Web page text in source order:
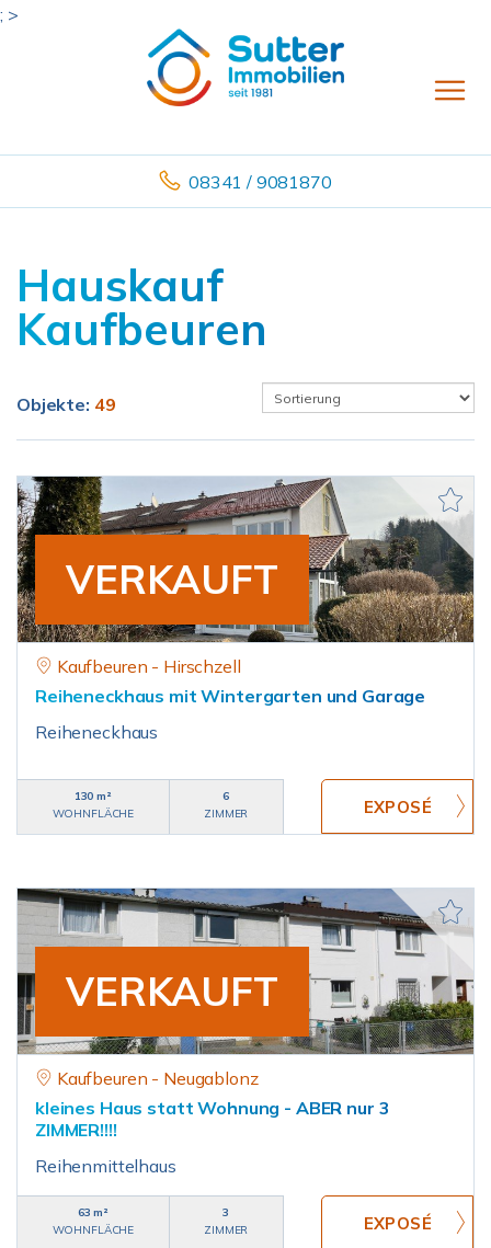
; >
08341 / 9081870
Hauskauf
Kaufbeuren
Objekte: 49
VERKAUFT
Kaufbeuren - Hirschzell
Reiheneckhaus mit Wintergarten und Garage
Reiheneckhaus
130 m²
WOHNFLÄCHE
6
ZIMMER
VERKAUFT
Kaufbeuren - Neugablonz
kleines Haus statt Wohnung - ABER nur 3
ZIMMER!!!!
Reihenmittelhaus
63 m²
WOHNFLÄCHE
3
ZIMMER